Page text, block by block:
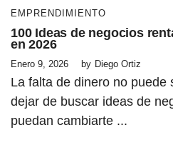
EMPRENDIMIENTO
100 Ideas de negocios
en 2026
Enero 9, 2026 by Diego Ortiz
La falta de dinero no puede
dejar de buscar ideas de
puedan cambiarte ...